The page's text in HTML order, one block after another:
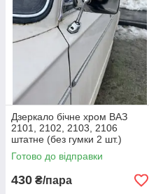
Дзеркало бічне хром ВАЗ
2101, 2102, 2103, 2106
штатне (без гумки 2 шт.)
Готово до відправки
430 ₴/пара